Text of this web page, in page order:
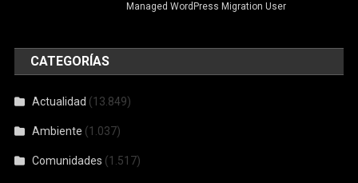
Managed WordPress Migration User
CATEGORÍAS
Actualidad (13.849)
Ambiente (1.037)
Comunidades (1.517)